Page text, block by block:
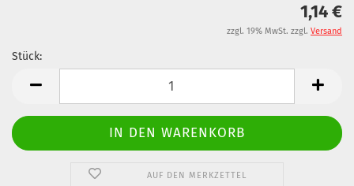
1,14 €
zzgl. 19% MwSt. zzgl. Versand
Stück:
AUF DEN MERKZETTEL